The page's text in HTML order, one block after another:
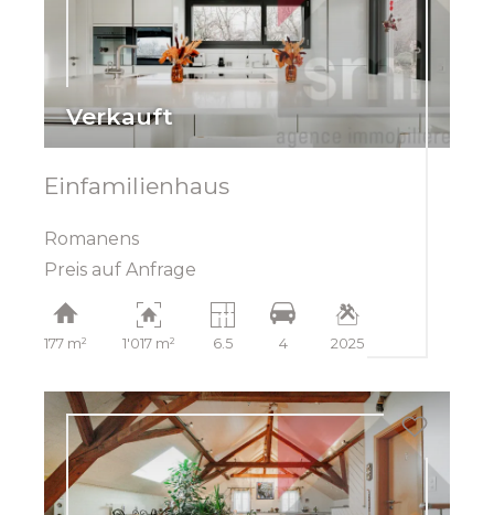
Verkauft
Einfamilienhaus
Romanens
Preis auf Anfrage
177 m² 1'017 m² 6.5 4 2025